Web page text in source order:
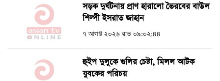
সড়ক দুর্ঘটনায় প্রাণ হারালো ভৈরবের বাউল
শিল্পী ইসরাত জাহান
৭ আগস্ট ২০২৬ রাত ০৯:০২:৪৪
হুইপ দুলুকে গুলির চেষ্টা, ‍মিলল আটক
যুবকের পরিচয়